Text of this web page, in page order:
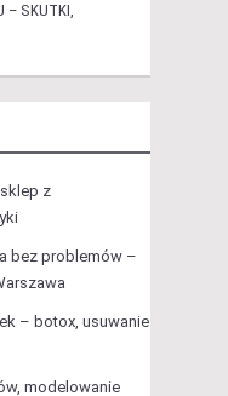
– SKUTKI,
z
bez problemów –
– botox, usuwanie
modelowanie